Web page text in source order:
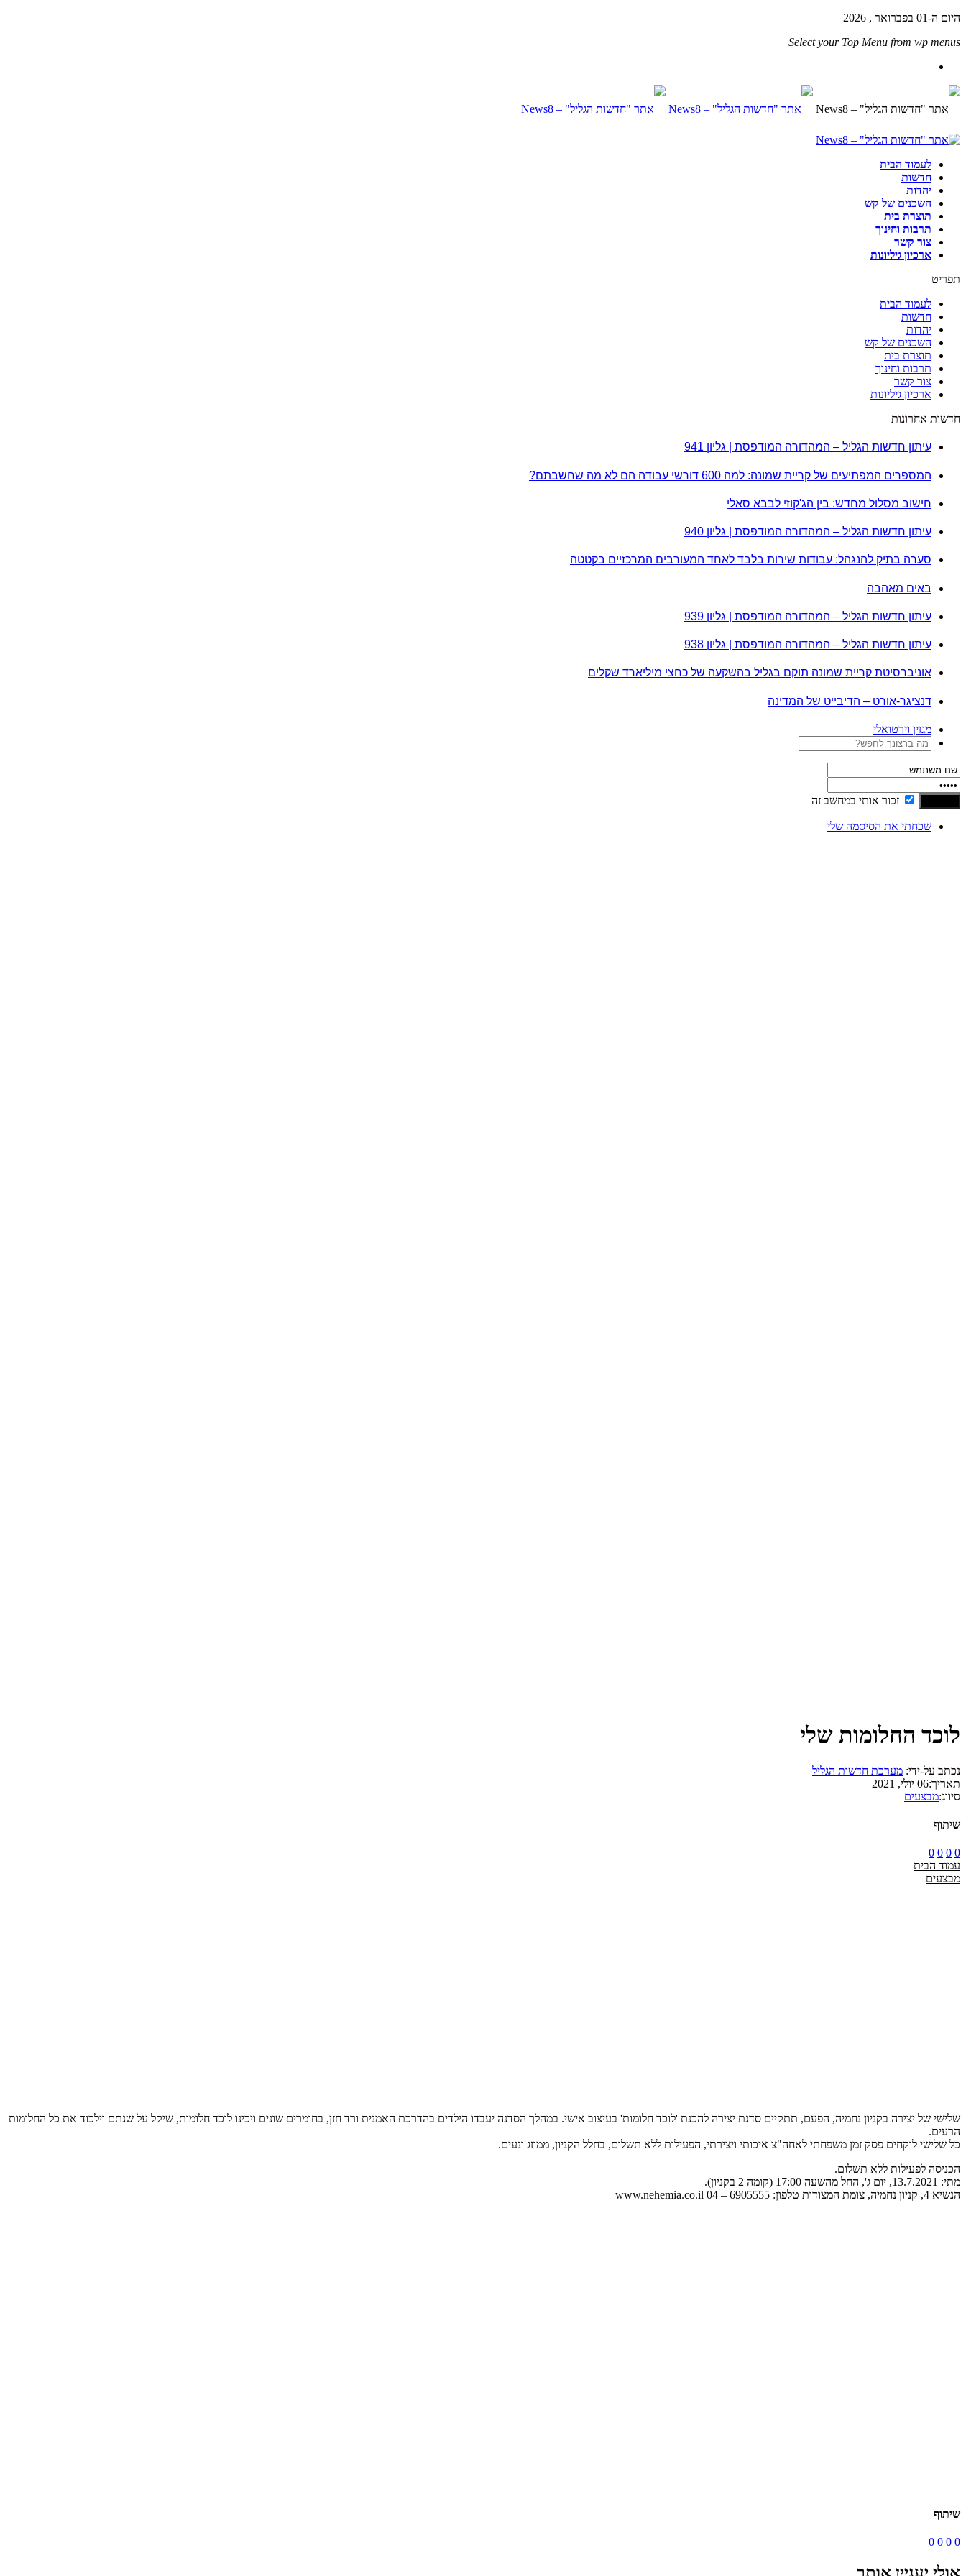
היום ה-01 בפברואר , 2026
Select your Top Menu from wp menus
לעמוד הבית
חדשות
יהדות
השכנים של קש
תוצרת בית
תרבות וחינוך
צור קשר
ארכיון גיליונות
תפריט
לעמוד הבית
חדשות
יהדות
השכנים של קש
תוצרת בית
תרבות וחינוך
צור קשר
ארכיון גיליונות
חדשות אחרונות
עיתון חדשות הגליל – המהדורה המודפסת | גליון 941
המספרים המפתיעים של קריית שמונה: למה 600 דורשי עבודה הם לא מה שחשבתם?
חישוב מסלול מחדש: בין הג'קוזי לבבא סאלי
עיתון חדשות הגליל – המהדורה המודפסת | גליון 940
סערה בתיק להנגהל: עבודות שירות בלבד לאחד המעורבים המרכזיים בקטטה
באים מאהבה
עיתון חדשות הגליל – המהדורה המודפסת | גליון 939
עיתון חדשות הגליל – המהדורה המודפסת | גליון 938
אוניברסיטת קריית שמונה תוקם בגליל בהשקעה של כחצי מיליארד שקלים
דנציגר-אורט – הדיבייט של המדינה
מגזין וירטואלי
זכור אותי במחשב זה
שכחתי את הסיסמה שלי
לוכד החלומות שלי
נכתב על-ידי: מערכת חדשות הגליל
תאריך:06 יולי, 2021
סיווג:מבצעים
שיתוף
0
0
0
0
עמוד הבית
מבצעים
שלישי של יצירה בקניון נחמיה, הפעם, תתקיים סדנת יצירה להכנת 'לוכד חלומות' בעיצוב אישי. במהלך הסדנה יעבדו הילדים בהדרכת האמנית ורד חזן, בחומרים שונים ויכינו לוכד חלומות, שיקל על שנתם וילכוד את כל החלומות
הרעים.
כל שלישי לוקחים פסק זמן משפחתי לאחה"צ איכותי ויצירתי, הפעילות ללא תשלום, בחלל הקניון, ממוזג ונעים.
הכניסה לפעילות ללא תשלום.
מתי: 13.7.2021, יום ג', החל מהשעה 17:00 (קומה 2 בקניון).
הנשיא 4, קניון נחמיה, צומת המצודות טלפון: 6905555 – 04 www.nehemia.co.il
שיתוף
0
0
0
0
אולי יעניין אותך